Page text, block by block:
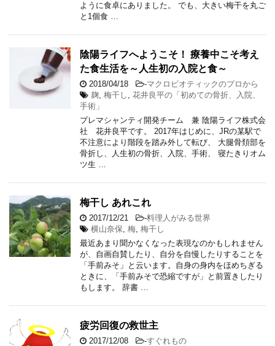
ように食卓にありました。 でも、大きい梅干を丸ご
と1個食 …
陰陽ライフへようこそ！ 療養中こそ考え
た食生活を～人生初の入院と食～
2018/04/18 -マクロビオティックのプロから
麹, 梅干し , 花井良平の「初めての骨折、入院、
手術」
プレマシャンティ開発チーム 兼 陰陽ライフ株式会
社 花井良平です。 2017年はじめに、JRの某駅で
不注意により階段を踏み外して転び、 大腿骨頚部を
骨折し、人生初の骨折、入院、手術、 寝たきりオム
ツ生 …
梅干し あれこれ
2017/12/21 -料理人がみる世界
横山奈保, 梅, 梅干し
最近あまり聞かなくなった表現なのかもしれません
が、自画自賛したり、自分を自慢したりすることを
「手前みそ」と云います。自身の身内をほめちぎる
ときに、「手前みそで恐縮ですが」と前置きしたり
もします。 辞書 …
疲労回復の救世主
2017/12/08 -すぐれもの